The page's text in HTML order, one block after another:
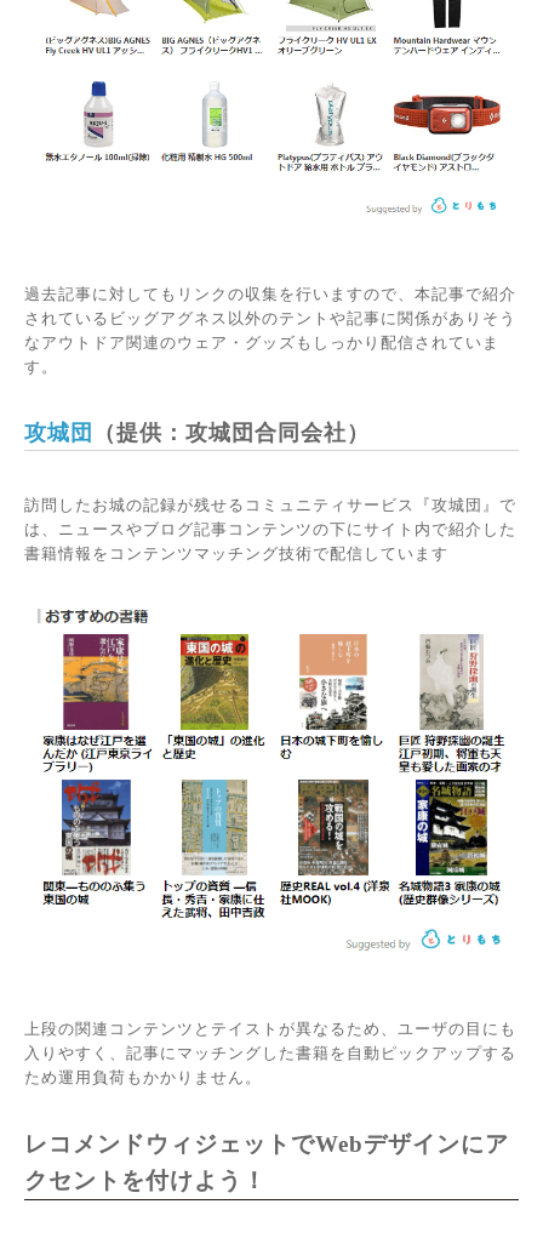
過去記事に対してもリンクの収集を行いますので、本記事で紹介
されているビッグアグネス以外のテントや記事に関係がありそう
なアウトドア関連のウェア・グッズもしっかり配信されていま
す。
攻城団 （提供：攻城団合同会社）
訪問したお城の記録が残せるコミュニティサービス『攻城団』で
は、ニュースやブログ記事コンテンツの下にサイト内で紹介した
書籍情報をコンテンツマッチング技術で配信しています
上段の関連コンテンツとテイストが異なるため、ユーザの目にも
入りやすく、記事にマッチングした書籍を自動ピックアップする
ため運用負荷もかかりません。
レコメンドウィジェットでWebデザインにア
クセントを付けよう！